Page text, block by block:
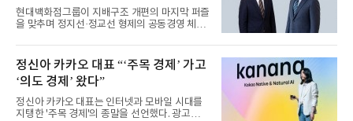
현대백화점그룹이 지배구조 개편의 마지막 퍼즐
을 맞추며 정지선·정교선 형제의 공동경영 체제
정신아 카카오 대표 “‘주목 경제’ 가고
‘의도 경제’ 왔다”
정신아 카카오 대표는 인터넷과 모바일 시대를
지탱한 '주목 경제'의 종말을 선언했다. 광고를